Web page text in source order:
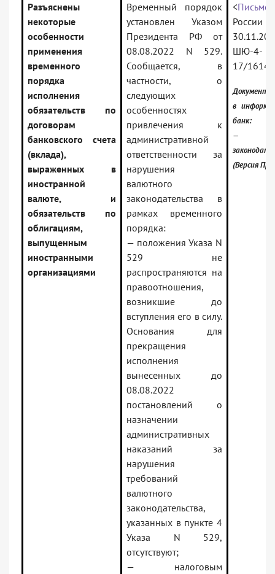
Разъяснены
некоторые
особенности
применения
временного
порядка
исполнения
обязательств по
договорам
банковского счета
(вклада),
выраженных в
иностранной
валюте, и
обязательств по
облигациям,
выпущенным
иностранными
организациями
Временный порядок
установлен Указом
Президента РФ от
08.08.2022 N 529.
Сообщается, в
частности, о
следующих
особенностях
привлечения к
административной
ответственности за
нарушения
валютного
законодательства в
рамках временного
порядка:
— положения Указа N
529 не
распространяются на
правоотношения,
возникшие до
вступления его в силу.
Основания для
прекращения
исполнения
вынесенных до
08.08.2022
постановлений о
назначении
административных
наказаний за
нарушения
требований
валютного
законодательства,
указанных в пункте 4
Указа N 529,
отсутствуют;
— налоговым
<Письмо>
ШЮ-4-
17/
Документ
в
банк:
—
(Версия